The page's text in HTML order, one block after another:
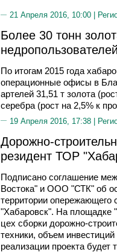
21 Апреля 2016, 10:00 |
Более 30 тонн
По итогам 2015 года
операционные офисы в
артелей 31,51 т золота
серебра (рост на 2,5% к
19 Апреля 2016, 17:38 |
Дорожно-
резидент ТОР
Подписано соглашение
Востока" и ООО "СТК" об
территории опережающего
"Хабаровск". На площадке
цех сборки дорожно-
техники, объем
реализации проекта будет